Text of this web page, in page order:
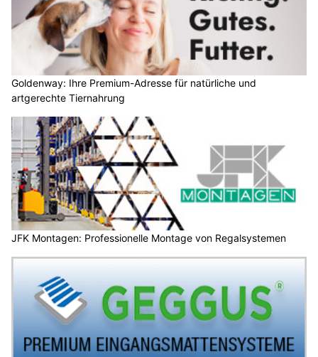
Goldenway: Ihre Premium-Adresse für natürliche und
artgerechte Tiernahrung
JFK Montagen: Professionelle Montage von Regalsystemen